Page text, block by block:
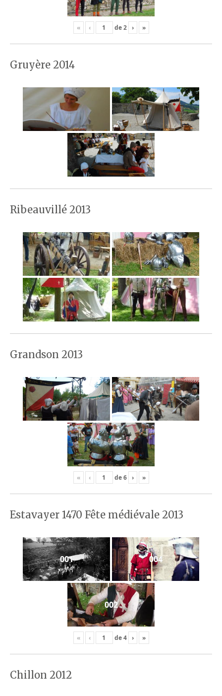
« ‹ de2 › »
Gruyère 2014
Ribeauvillé 2013
Grandson 2013
« ‹ de6 › »
Estavayer 1470 Fête médiévale 2013
001 004
002
« ‹ de4 › »
Chillon 2012